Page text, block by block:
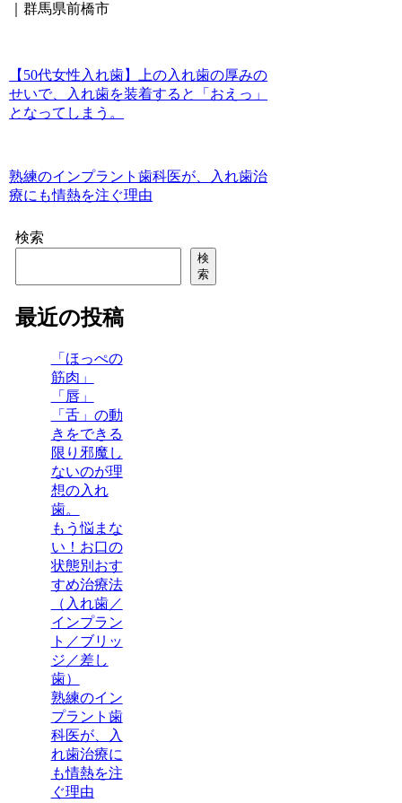
｜群馬県前橋市
【50代女性入れ歯】上の入れ歯の厚みの
せいで、入れ歯を装着すると「おえっ」
となってしまう。
熟練のインプラント歯科医が、入れ歯治
療にも情熱を注ぐ理由
検索
検
索
最近の投稿
「ほっぺの
筋肉」
「唇」
「舌」の動
きをできる
限り邪魔し
ないのが理
想の入れ
歯。
もう悩まな
い！お口の
状態別おす
すめ治療法
（入れ歯／
インプラン
ト／ブリッ
ジ／差し
歯）
熟練のイン
プラント歯
科医が、入
れ歯治療に
も情熱を注
ぐ理由